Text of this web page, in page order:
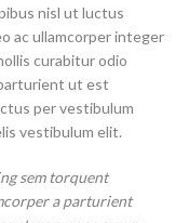
nisl ut luctus
ac ullamcorper integer
curabitur odio
ut est
per vestibulum
vestibulum elit.
sem torquent
a parturient